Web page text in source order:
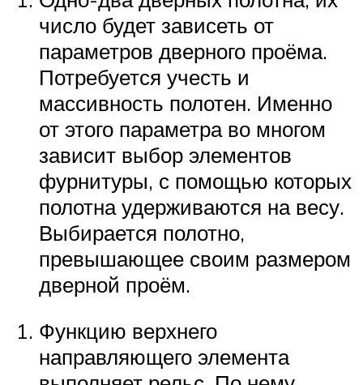
число будет зависеть от
параметров дверного проёма.
Потребуется учесть и
массивность полотен. Именно
от этого параметра во многом
зависит выбор элементов
фурнитуры, с помощью которых
полотна удерживаются на весу.
Выбирается полотно,
превышающее своим размером
дверной проём.
Функцию верхнего
направляющего элемента